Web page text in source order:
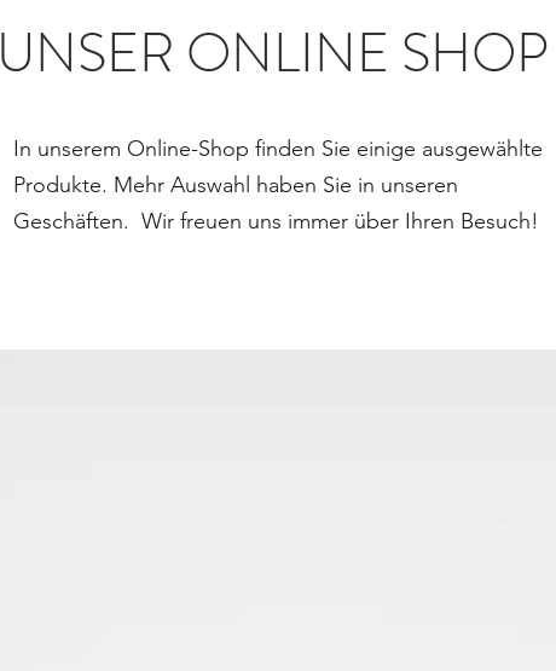
UNSER ONLINE SHOP
In unserem Online-Shop finden Sie einige ausgewählte
Produkte. Mehr Auswahl haben Sie in unseren
Geschäften. Wir freuen uns immer über Ihren Besuch!